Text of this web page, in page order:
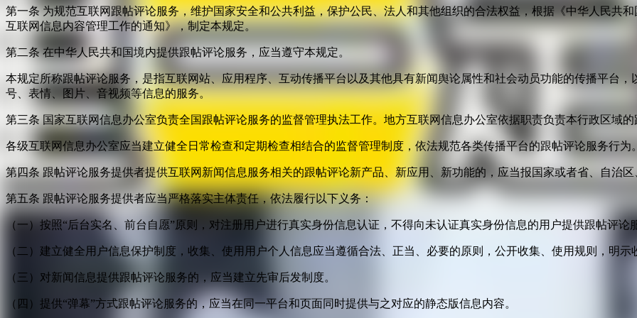
第一条 为规范互联网跟帖评论服务，维护国家安全和公共利益，保护公民、法人和其他组织的合法权益，根据《中华人民共
互联网信息内容管理工作的通知》，制定本规定。
第二条 在中华人民共和国境内提供跟帖评论服务，应当遵守本规定。
本规定所称跟帖评论服务，是指互联网站、应用程序、互动传播平台以及其他具有新闻舆论属性和社会动员功能的传播平台
号、表情、图片、音视频等信息的服务。
第三条 国家互联网信息办公室负责全国跟帖评论服务的监督管理执法工作。地方互联网信息办公室依据职责负责本行政区域
各级互联网信息办公室应当建立健全日常检查和定期检查相结合的监督管理制度，依法规范各类传播平台的跟帖评论服务行为
第四条 跟帖评论服务提供者提供互联网新闻信息服务相关的跟帖评论新产品、新应用、新功能的，应当报国家或者省、自治
第五条 跟帖评论服务提供者应当严格落实主体责任，依法履行以下义务：
（一）按照“后台实名、前台自愿”原则，对注册用户进行真实身份信息认证，不得向未认证真实身份信息的用户提供跟帖评论
（二）建立健全用户信息保护制度，收集、使用用户个人信息应当遵循合法、正当、必要的原则，公开收集、使用规则，明
（三）对新闻信息提供跟帖评论服务的，应当建立先审后发制度。
（四）提供“弹幕”方式跟帖评论服务的，应当在同一平台和页面同时提供与之对应的静态版信息内容。